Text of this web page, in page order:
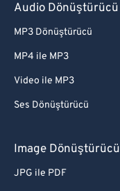
Audio Dönüştürücü
MP3 Dönüştürücü
MP4 ile MP3
Video ile MP3
Ses Dönüştürücü
Image Dönüştürücü
JPG ile PDF